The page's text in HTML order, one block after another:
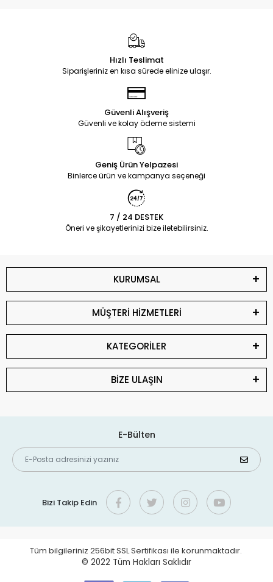
Hızlı Teslimat
Siparişleriniz en kısa sürede elinize ulaşır.
Güvenli Alışveriş
Güvenli ve kolay ödeme sistemi
Geniş Ürün Yelpazesi
Binlerce ürün ve kampanya seçeneği
7 / 24 DESTEK
Öneri ve şikayetlerinizi bize iletebilirsiniz.
KURUMSAL
MÜŞTERİ HİZMETLERİ
KATEGORİLER
BİZE ULAŞIN
E-Bülten
Bizi Takip Edin
Tüm bilgileriniz 256bit SSL Sertifikası ile korunmaktadır.
© 2022 Tüm Hakları Saklıdır